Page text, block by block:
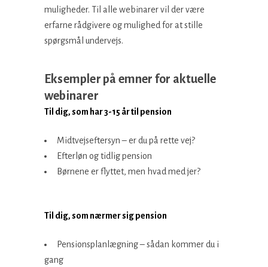
muligheder. Til alle webinarer vil der være
erfarne rådgivere og mulighed for at stille
spørgsmål undervejs.
Eksempler på emner for aktuelle
webinarer
Til dig, som har 3-15 år til pension
Midtvejseftersyn – er du på rette vej?
Efterløn og tidlig pension
Børnene er flyttet, men hvad med jer?
Til dig, som nærmer sig pension
Pensionsplanlægning – sådan kommer du i
gang